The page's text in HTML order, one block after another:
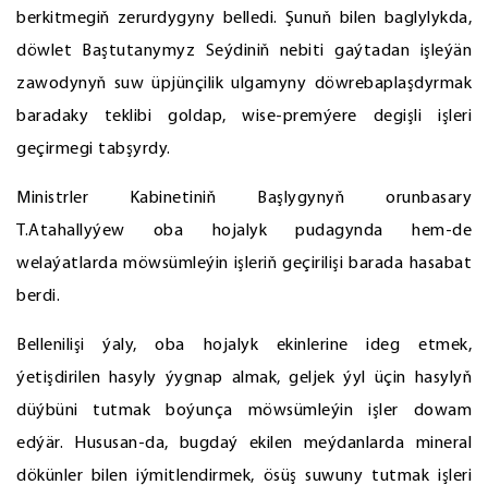
berkitmegiň zerurdygyny belledi. Şunuň bilen baglylykda,
döwlet Baştutanymyz Seýdiniň nebiti gaýtadan işleýän
zawodynyň suw üpjünçilik ulgamyny döwrebaplaşdyrmak
baradaky teklibi goldap, wise-premýere degişli işleri
geçirmegi tabşyrdy.
Ministrler Kabinetiniň Başlygynyň orunbasary
T.Atahallyýew oba hojalyk pudagynda hem-de
welaýatlarda möwsümleýin işleriň geçirilişi barada hasabat
berdi.
Bellenilişi ýaly, oba hojalyk ekinlerine ideg etmek,
ýetişdirilen hasyly ýygnap almak, geljek ýyl üçin hasylyň
düýbüni tutmak boýunça möwsümleýin işler dowam
edýär. Hususan-da, bugdaý ekilen meýdanlarda mineral
dökünler bilen iýmitlendirmek, ösüş suwuny tutmak işleri